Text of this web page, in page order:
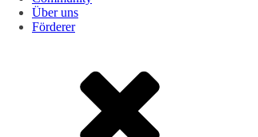
Über uns
Förderer